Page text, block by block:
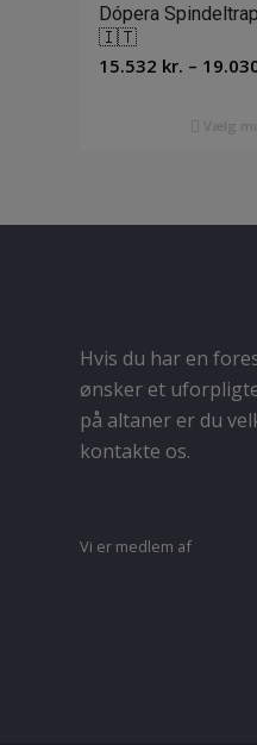
Dópera
🇮🇹
15.532 kr. –
Vælg
Hvis du har en
ønsker et
på altaner er du
kontakte os.
Vi er medlem af